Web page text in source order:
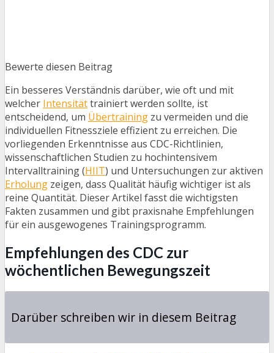
Bewerte diesen Beitrag
Ein besseres Verständnis darüber, wie oft und mit
welcher Intensitättrainiert werden sollte, ist
entscheidend, um Übertraining zu vermeiden und die
individuellen Fitnessziele effizient zu erreichen. Die
vorliegenden Erkenntnisse aus CDC-Richtlinien,
wissenschaftlichen Studien zu hochintensivem
Intervalltraining (HIIT) und Untersuchungen zur aktiven
Erholung zeigen, dass Qualität häufig wichtiger ist als
reine Quantität. Dieser Artikel fasst die wichtigsten
Fakten zusammen und gibt praxisnahe Empfehlungen
für ein ausgewogenes Trainingsprogramm.
Empfehlungen des CDC zur
wöchentlichen Bewegungszeit
Darüber schreiben wir in diesem Beitrag